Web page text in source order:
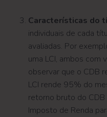
Características do
individuais de cada
avaliadas. Por
uma LCI, ambos com
observar que o CDB
LCI rende 95% do
retorno bruto do CDB
Imposto de Renda